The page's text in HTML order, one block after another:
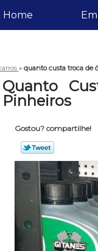
Home
» quanto custa troca de
Quanto
Pinheiros
Gostou? compartilhe!